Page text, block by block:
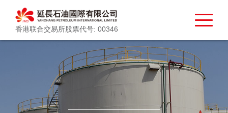
香港联合交易所股票代号: 00346